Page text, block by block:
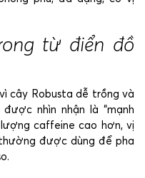
từ điển đồ
cây Robusta dễ trồng và
nhìn nhận là “mạnh
caffeine cao hơn, vị
được dùng để pha